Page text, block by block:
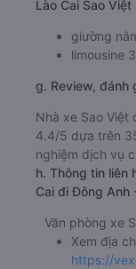
Lào Cai Sao Việt
giường
limousine
g. Review, đánh
Nhà xe Sao Việt
4.4/5 dựa trên
nghiệm dịch vụ
h. Thông tin liên
Cai đi Đông Anh
Văn phòng xe
Xem địa
https://